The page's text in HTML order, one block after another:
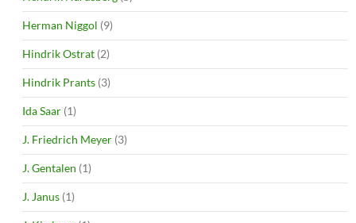
Herman Niggol (9)
Hindrik Ostrat (2)
Hindrik Prants (3)
Ida Saar (1)
J. Friedrich Meyer (3)
J. Gentalen (1)
J. Janus (1)